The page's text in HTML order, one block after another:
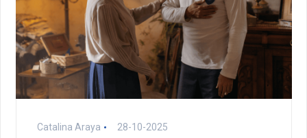
Catalina Araya 28-10-2025